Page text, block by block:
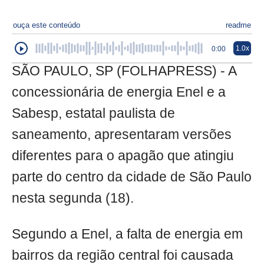
ouça este conteúdo readme
0:00 1.0x
SÃO PAULO, SP (FOLHAPRESS) - A
concessionária de energia Enel e a
Sabesp, estatal paulista de
saneamento, apresentaram versões
diferentes para o apagão que atingiu
parte do centro da cidade de São Paulo
nesta segunda (18).
Segundo a Enel, a falta de energia em
bairros da região central foi causada